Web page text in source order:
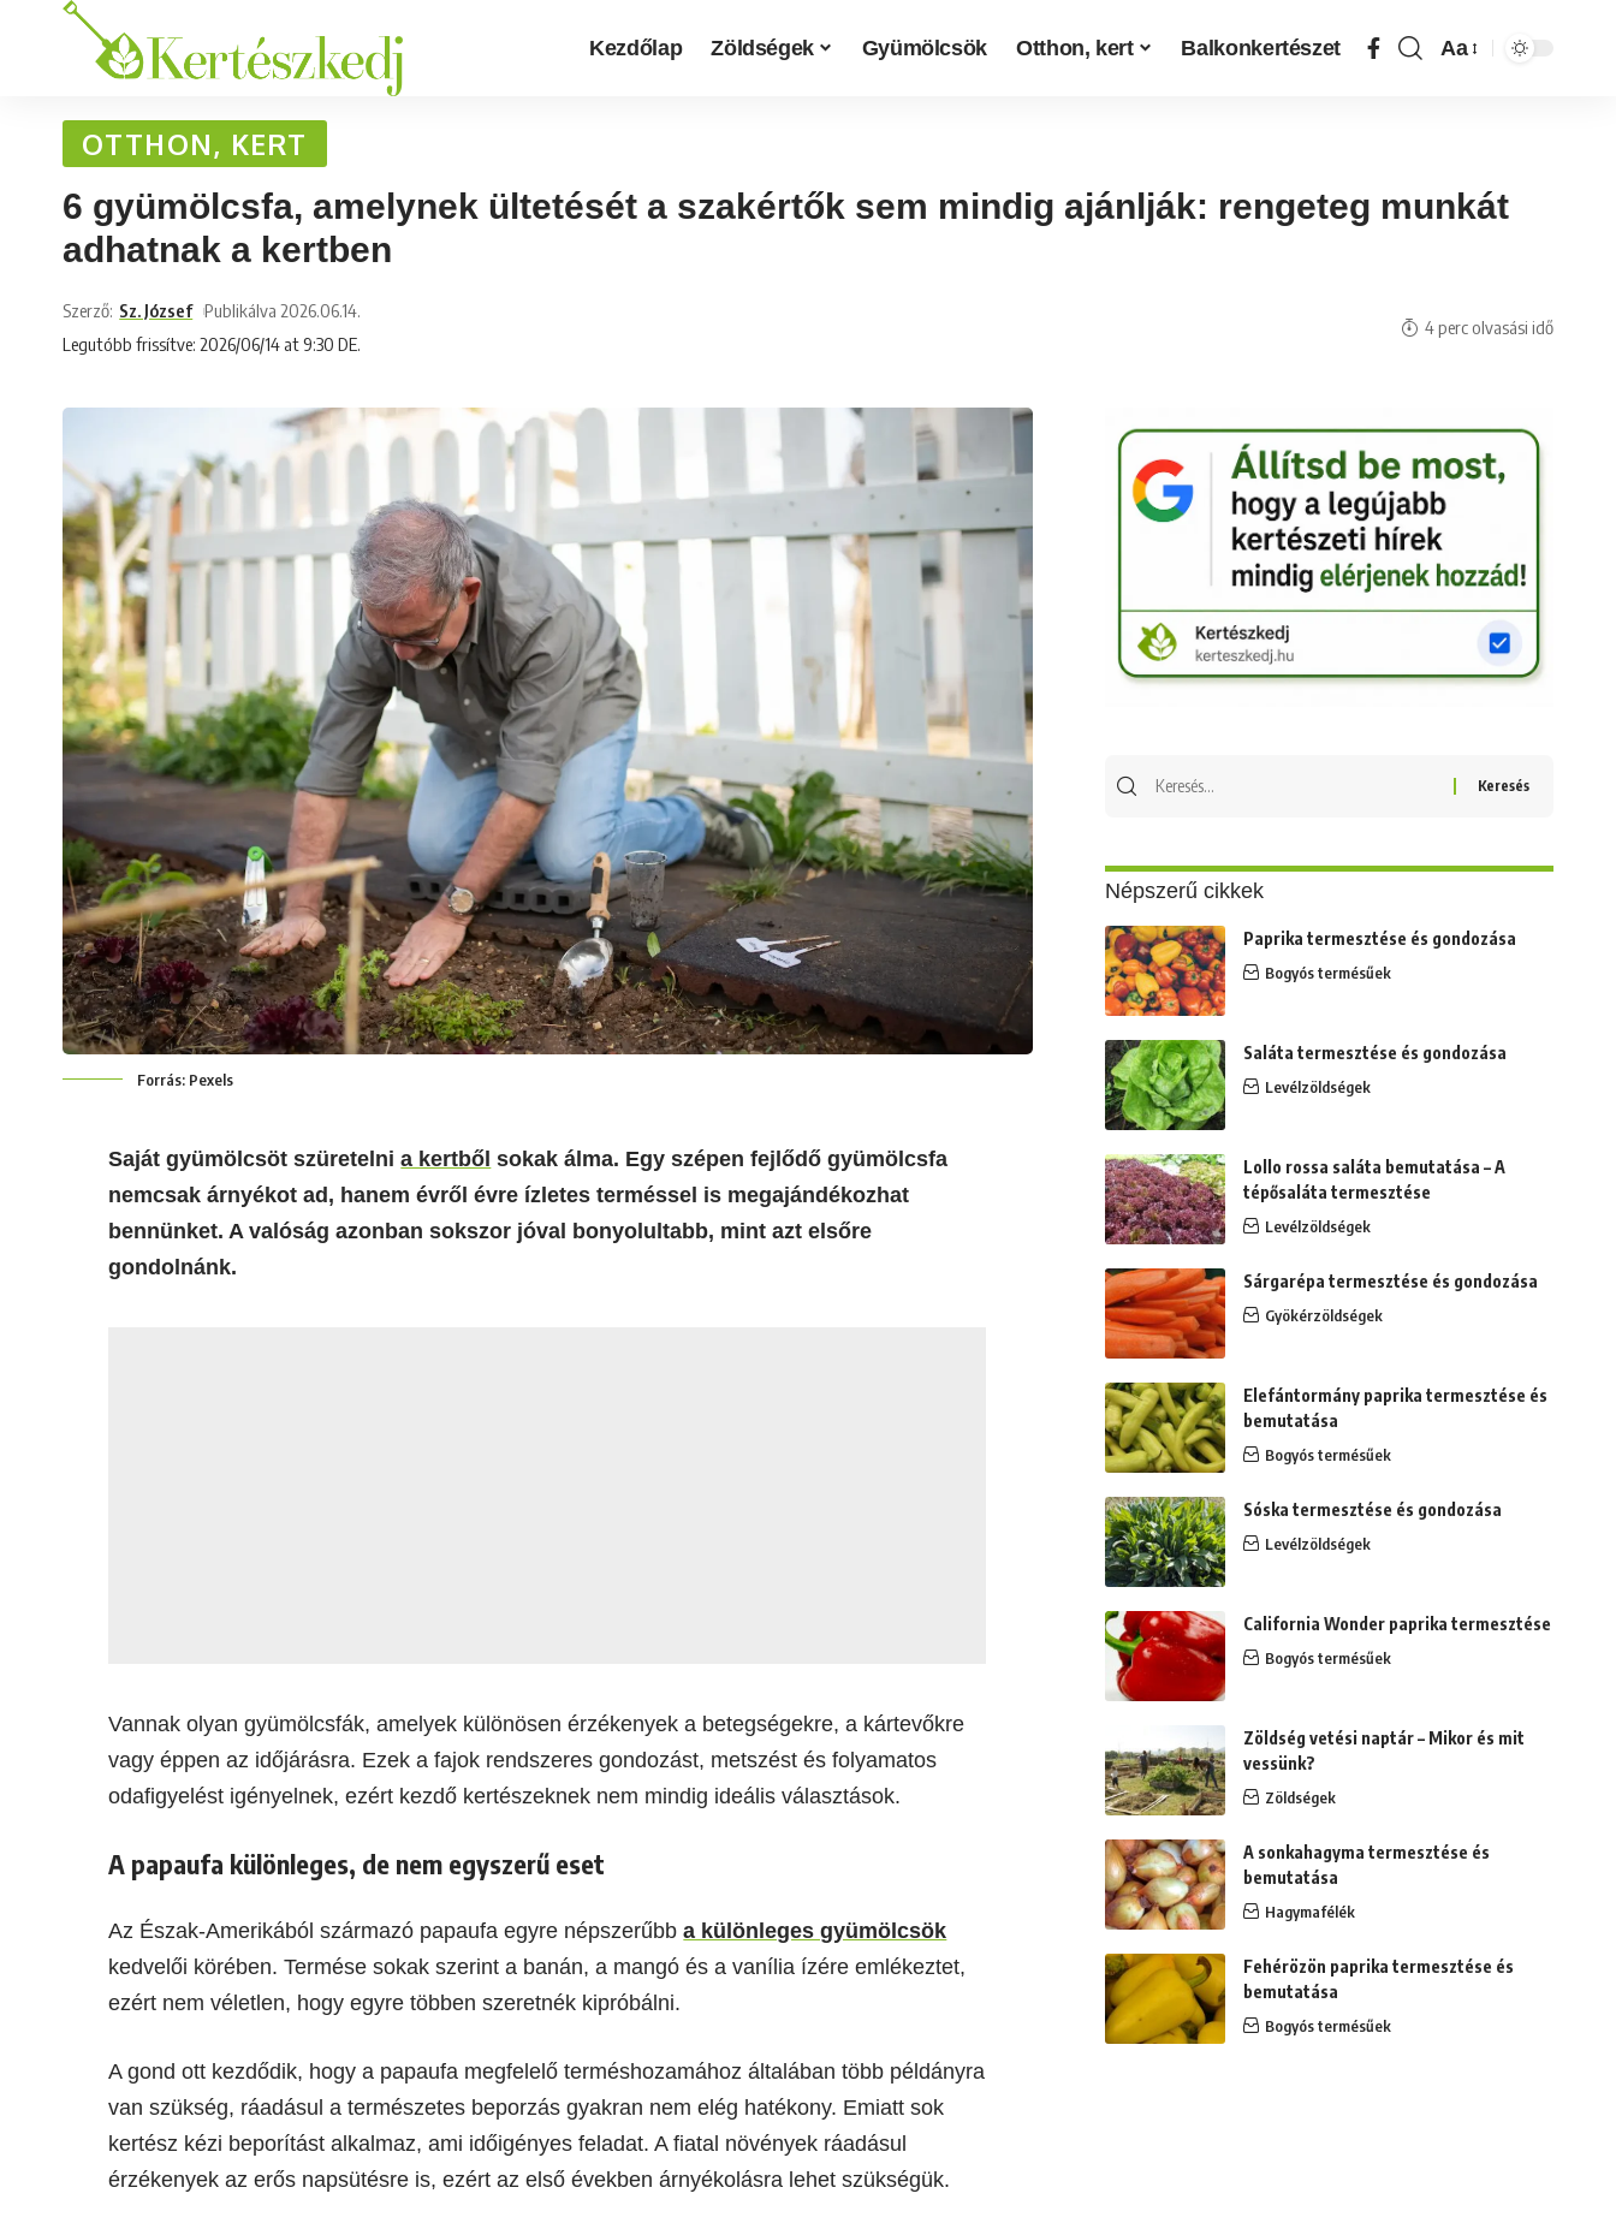
Kezdőlap Zöldségek Gyümölcsök Otthon, kert Balkonkertészet Aa
OTTHON, KERT
6 gyümölcsfa, amelynek ültetését a szakértők sem mindig ajánlják: rengeteg munkát
adhatnak a kertben
Legutóbb frissítve: 2026/06/14 at 9:30 DE.
Szerző: Sz. József Publikálva 2026.06.14.
4 perc olvasási idő
Forrás: Pexels
Saját gyümölcsöt szüretelnia kertből sokak álma. Egy szépen fejlődő gyümölcsfa
nemcsak árnyékot ad, hanem évről évre ízletes terméssel is megajándékozhat
bennünket. A valóság azonban sokszor jóval bonyolultabb, mint azt elsőre
gondolnánk.
Vannak olyan gyümölcsfák, amelyek különösen érzékenyek a betegségekre, a kártevőkre
vagy éppen az időjárásra. Ezek a fajok rendszeres gondozást, metszést és folyamatos
odafigyelést igényelnek, ezért kezdő kertészeknek nem mindig ideális választások.
A papaufa különleges, de nem egyszerű eset
Az Észak-Amerikából származó papaufa egyre népszerűbba különleges gyümölcsök
kedvelői körében. Termése sokak szerint a banán, a mangó és a vanília ízére emlékeztet,
ezért nem véletlen, hogy egyre többen szeretnék kipróbálni.
A gond ott kezdődik, hogy a papaufa megfelelő terméshozamához általában több példányra
van szükség, ráadásul a természetes beporzás gyakran nem elég hatékony. Emiatt sok
kertész kézi beporítást alkalmaz, ami időigényes feladat. A fiatal növények ráadásul
érzékenyek az erős napsütésre is, ezért az első években árnyékolásra lehet szükségük.
Népszerű cikkek
Paprika termesztése és gondozása
Bogyós termésűek
Saláta termesztése és gondozása
Levélzöldségek
Lollo rossa saláta bemutatása – A
tépősaláta termesztése
Levélzöldségek
Sárgarépa termesztése és gondozása
Gyökérzöldségek
Elefántormány paprika termesztése és
bemutatása
Bogyós termésűek
Sóska termesztése és gondozása
Levélzöldségek
California Wonder paprika termesztése
Bogyós termésűek
Zöldség vetési naptár – Mikor és mit
vessünk?
Zöldségek
A sonkahagyma termesztése és
bemutatása
Hagymafélék
Fehérözön paprika termesztése és
bemutatása
Bogyós termésűek